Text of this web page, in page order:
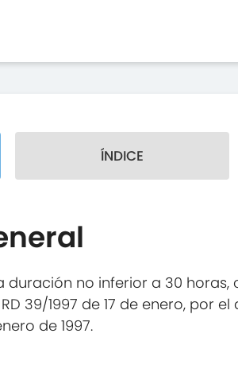
ÍNDICE
duración no inferior a 30
39/1997 de 17 de enero, por
de 1997.